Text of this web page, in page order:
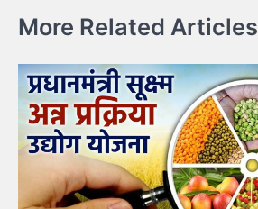
More Related Articles